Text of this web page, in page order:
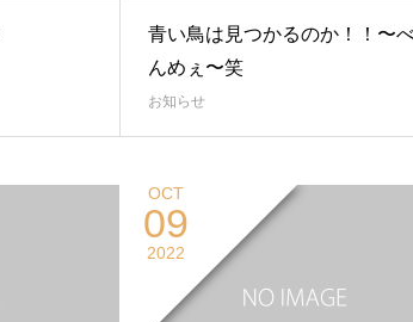
青い鳥は見つかるのか！！〜
んめぇ〜笑
お知らせ
OCT
09
2022